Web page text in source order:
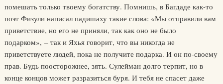
помешать только твоему богатству. Помнишь, в Багдаде как-то
поэт Физули написал падишаху такие слова: «Мы отправили вам
приветствие, но его не приняли, так как оно не было
подарком», – так и Яхья говорит, что вы никогда не
приветствуете людей, пока не получите подарка. И он по-своему
прав. Будь поосторожнее, зять. Сулейман долго терпит, но в
конце концов может разразиться буря. И тебя не спасет даже